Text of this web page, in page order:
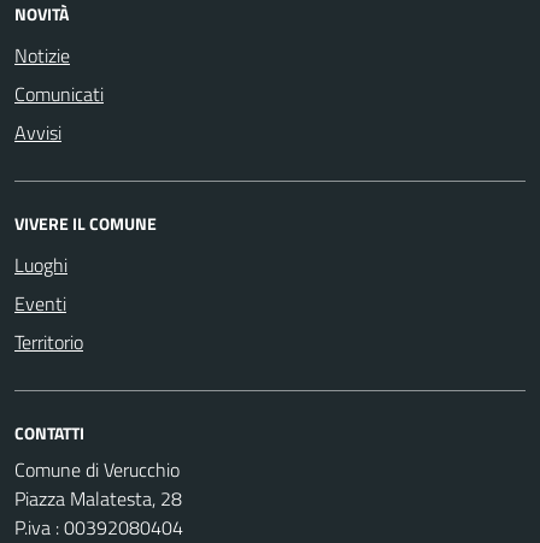
NOVITÀ
Notizie
Comunicati
Avvisi
VIVERE IL COMUNE
Luoghi
Eventi
Territorio
CONTATTI
Comune di Verucchio
Piazza Malatesta, 28
P.iva : 00392080404